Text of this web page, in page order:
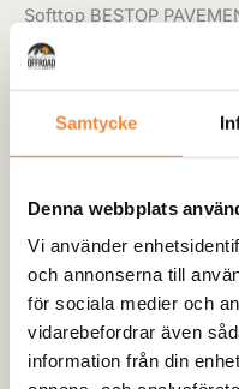
Samtycke
Denna webbplats
Vi använder
och annonserna till
för sociala medier och
vidarebefordrar även
information från din
Softtop BESTOP
rutor – För Suzuki Samurai
Fräscha upp din Suzuki
stilrenavita softtop från
utrustad medklara PVC-
- +
Kategori:SoftTop